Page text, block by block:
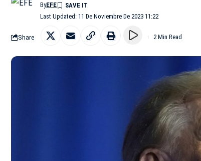
Last Updated: 11 De Noviembre De 2023 11:22
ByEFE
Share 2 Min Read